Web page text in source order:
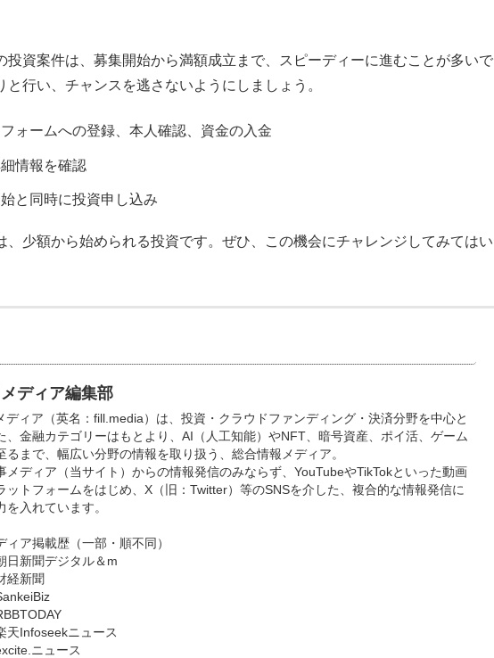
投資案件は、募集開始から満額成立まで、スピーディーに進むことが多いで
行い、チャンスを逃さないようにしましょう。
ォームへの登録、本人確認、資金の入金
情報を確認
と同時に投資申し込み
、少額から始められる投資です。ぜひ、この機会にチャレンジしてみてはい
ディア編集部
ディア（英名：fill.media）は、投資・クラウドファンディング・決済分野を中心と
、金融カテゴリーはもとより、AI（人工知能）やNFT、暗号資産、ポイ活、ゲーム
るまで、幅広い分野の情報を取り扱う、総合情報メディア。
メディア（当サイト）からの情報発信のみならず、YouTubeやTikTokといった動画
ットフォームをはじめ、X（旧：Twitter）等のSNSを介した、複合的な情報発信に
を入れています。
ィア掲載歴（一部・順不同）
日新聞デジタル＆m
経新聞
天Infoseekニュース
ニュース